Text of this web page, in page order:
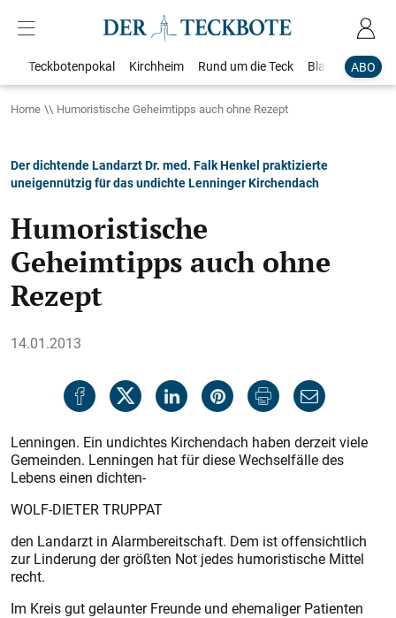
ABO
Teckbotenpokal Kirchheim Rund um die Teck Blaulicht
Home Humoristische Geheimtipps auch ohne Rezept
Der dichtende Landarzt Dr. med. Falk Henkel praktizierte
uneigennützig für das undichte Lenninger Kirchendach
Humoristische
Geheimtipps auch ohne
Rezept
14.01.2013
Lenningen. Ein undichtes Kirchendach haben derzeit viele
Gemeinden. Lenningen hat für diese Wechselfälle des
Lebens einen dichten-
WOLF-DIETER TRUPPAT
den Landarzt in Alarmbereitschaft. Dem ist offensichtlich
zur Linderung der größten Not jedes humoristische Mittel
recht.
Im Kreis gut gelaunter Freunde und ehemaliger Patienten